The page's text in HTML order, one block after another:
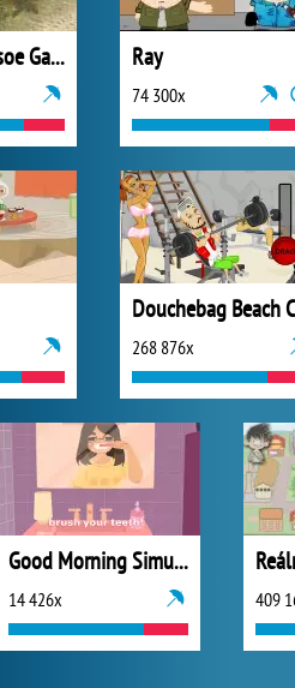
Robinson Crusoe Game Ray
74 300x
268 876x
Good Morning Simulator
14 426x 409